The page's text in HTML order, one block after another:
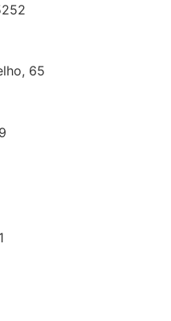
65